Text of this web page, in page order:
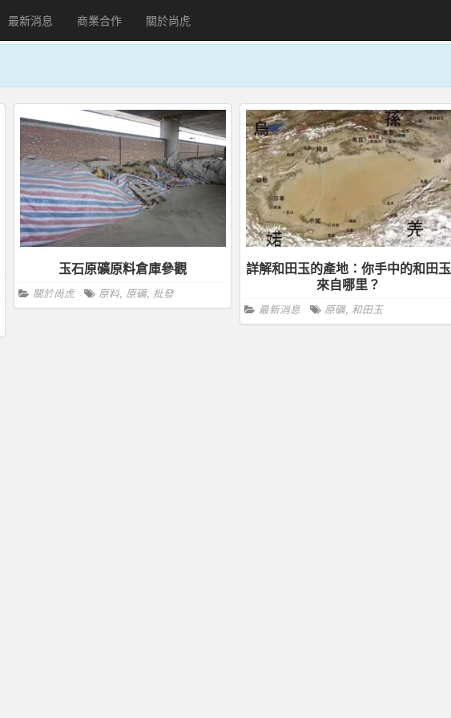
最新消息 商業合作 關於尚虎
玉石原礦原料倉庫參觀
關於尚虎 原料, 原礦, 批發
詳解和田玉的產地：你手中的和田玉
來自哪里？
最新消息 原礦, 和田玉